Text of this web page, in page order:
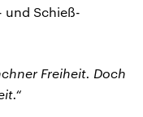
und Schieß-
Freiheit. Doch